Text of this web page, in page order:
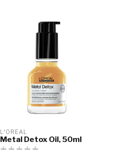
L'ORÉAL
Metal Detox Oil, 50ml